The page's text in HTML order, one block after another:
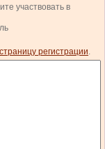
участвовать в
страницу регистрации.